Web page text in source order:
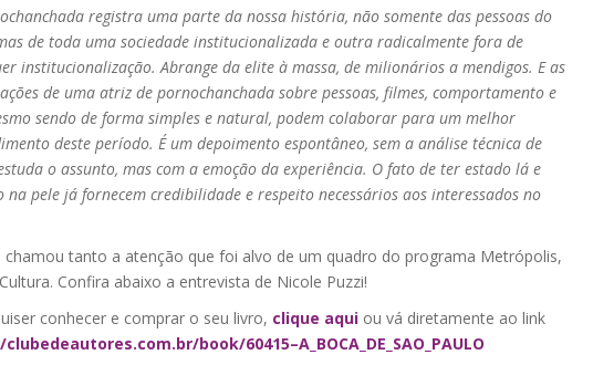
registra uma parte da nossa história, não somente das pessoas do
de toda uma sociedade institucionalizada e outra radicalmente fora de
institucionalização. Abrange da elite à massa, de milionários a mendigos. E as
de uma atriz de pornochanchada sobre pessoas, filmes, comportamento e
sendo de forma simples e natural, podem colaborar para um melhor
deste período. É um depoimento espontâneo, sem a análise técnica de
o assunto, mas com a emoção da experiência. O fato de ter estado lá e
na pele já fornecem credibilidade e respeito necessários aos interessados no
chamou tanto a atenção que foi alvo de um quadro do programa Metrópolis,
Confira abaixo a entrevista de Nicole Puzzi!
conhecer e comprar o seu livro, clique aquiou vá diretamente ao link
book/60415–A_BOCA_DE_SAO_PAULO